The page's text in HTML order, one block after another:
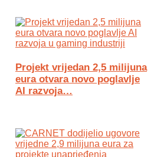
Projekt vrijedan 2,5 milijuna
eura otvara novo poglavlje
AI razvoja…